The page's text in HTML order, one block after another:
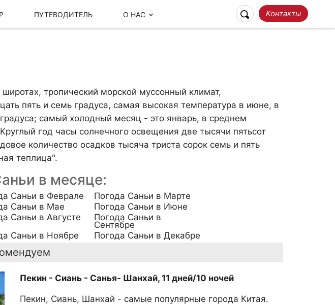
ПУТЕВОДИТЕЛЬ О НАС
Наш бренд
Контакты
тропический морской муссонный климат,
пять и семь градуса, самая высокая температура в июне, в
самый холодный месяц - это январь, в среднем
год часы солнечного освещения две тысячи пятьсот
количество осадков тысяча триста сорок семь и пять
теплица".
в месяце:
Саньи в Феврале
Погода Саньи в Марте
Саньи в Мае
Погода Саньи в Июне
Саньи в Августе Погода Саньи в
Сентябре
Саньи в Ноябре Погода Саньи в Декабре
Пекин - Сиань - Санья- Шанхай, 11 дней/10 ночей
Пекин, Сиань, Шанхай - самые популярные города Китая.